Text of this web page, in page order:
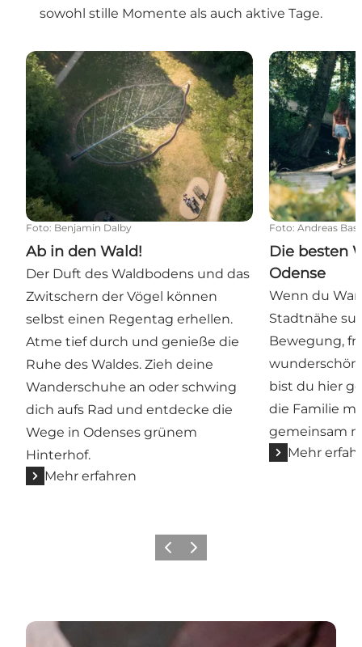
sowohl stille Momente als auch aktive Tage.
Ab in den Wald!
Foto: Benjamin Dalby
Ab in den Wald!
Der Duft des Waldbodens und das
Zwitschern der Vögel können
selbst einen Regentag erhellen.
Atme tief durch und genieße die
Ruhe des Waldes. Zieh deine
Wanderschuhe an oder schwing
dich aufs Rad und entdecke die
Wege in Odenses grünem
Hinterhof.
Mehr erfahren
Die besten
Foto: Andreas
Die besten
Odense
Wenn du
Stadtnähe
Bewegung,
bist du hier
die Familie
gemeinsam
Mehr
ZurückWeiter
Restaurants und Cafés Odense